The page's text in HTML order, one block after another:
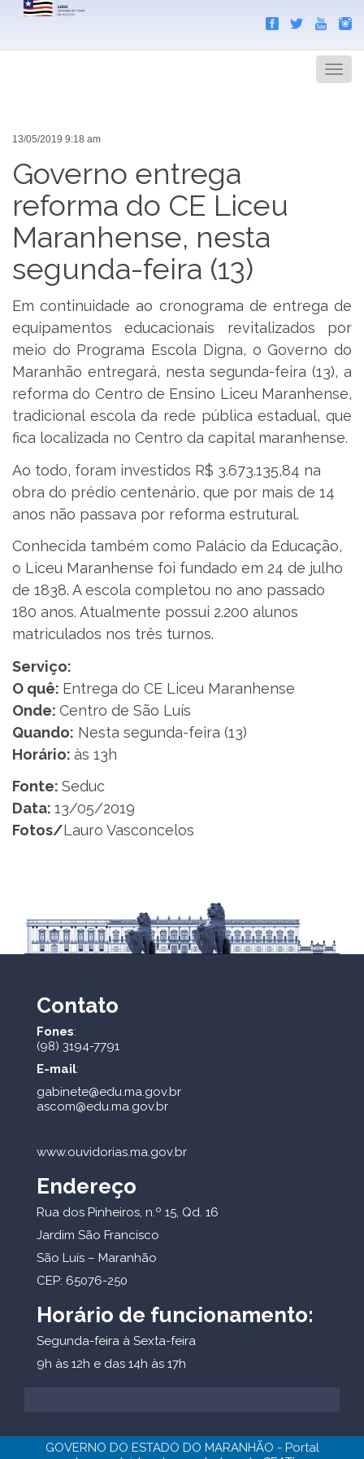
Menu
13/05/2019 9:18 am
Governo entrega
reforma do CE Liceu
Maranhense, nesta
segunda-feira (13)
Em continuidade ao cronograma de entrega de
equipamentos educacionais revitalizados por
meio do Programa Escola Digna, o Governo do
Maranhão entregará, nesta segunda-feira (13), a
reforma do Centro de Ensino Liceu Maranhense,
tradicional escola da rede pública estadual, que
fica localizada no Centro da capital maranhense.
Ao todo, foram investidos R$ 3.673.135,84 na
obra do prédio centenário, que por mais de 14
anos não passava por reforma estrutural.
Conhecida também como Palácio da Educação,
o Liceu Maranhense foi fundado em 24 de julho
de 1838. A escola completou no ano passado
180 anos. Atualmente possui 2.200 alunos
matriculados nos três turnos.
Serviço:
O quê: Entrega do CE Liceu Maranhense
Onde: Centro de São Luís
Quando: Nesta segunda-feira (13)
Horário: às 13h
Fonte: Seduc
Data: 13/05/2019
Fotos/Lauro Vasconcelos
Contato
Fones:
(98) 3194-7791
E-mail:
gabinete@edu.ma.gov.br
ascom@edu.ma.gov.br
www.ouvidorias.ma.gov.br
Endereço
Rua dos Pinheiros, n.º 15, Qd. 16
Jardim São Francisco
São Luís – Maranhão
CEP: 65076-250
Horário de funcionamento:
Segunda-feira à Sexta-feira
9h às 12h e das 14h às 17h
GOVERNO DO ESTADO DO MARANHÃO - Portal